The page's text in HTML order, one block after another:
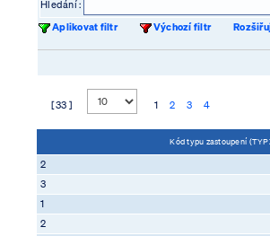
Hledání :
Aplikovat filtr
Výchozí filtr
[ 33 ] 1 2 3 4
Kód typu zastoupení
2
3
1
2